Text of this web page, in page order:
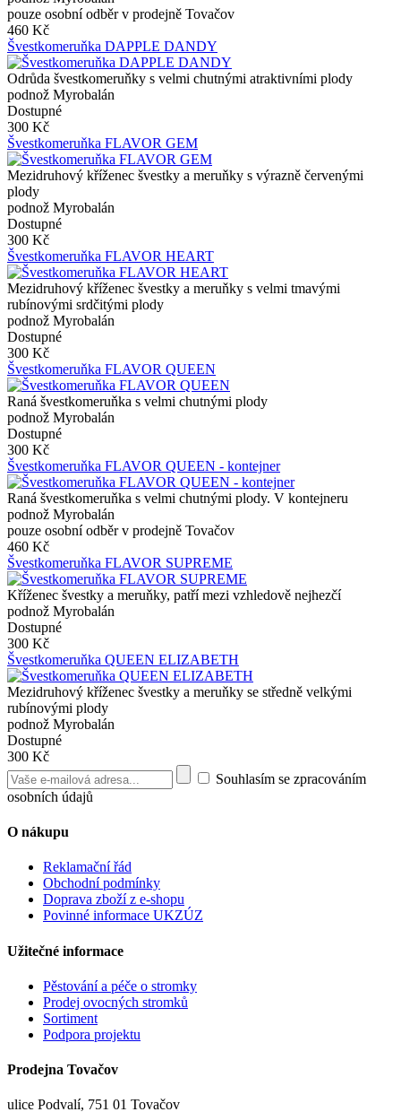
pouze osobní odběr v prodejně Tovačov
460 Kč
Švestkomeruňka DAPPLE DANDY
Odrůda švestkomeruňky s velmi chutnými atraktivními plody
podnož Myrobalán
Dostupné
300 Kč
Švestkomeruňka FLAVOR GEM
Mezidruhový kříženec švestky a meruňky s výrazně červenými
plody
podnož Myrobalán
Dostupné
300 Kč
Švestkomeruňka FLAVOR HEART
Mezidruhový kříženec švestky a meruňky s velmi tmavými
rubínovými srdčitými plody
podnož Myrobalán
Dostupné
300 Kč
Švestkomeruňka FLAVOR QUEEN
Raná švestkomeruňka s velmi chutnými plody
podnož Myrobalán
Dostupné
300 Kč
Švestkomeruňka FLAVOR QUEEN - kontejner
Raná švestkomeruňka s velmi chutnými plody. V kontejneru
podnož Myrobalán
pouze osobní odběr v prodejně Tovačov
460 Kč
Švestkomeruňka FLAVOR SUPREME
Kříženec švestky a meruňky, patří mezi vzhledově nejhezčí
podnož Myrobalán
Dostupné
300 Kč
Švestkomeruňka QUEEN ELIZABETH
Mezidruhový kříženec švestky a meruňky se středně velkými
rubínovými plody
podnož Myrobalán
Dostupné
300 Kč
Souhlasím se zpracováním
osobních údajů
O nákupu
Reklamační řád
Obchodní podmínky
Doprava zboží z e-shopu
Povinné informace UKZÚZ
Užitečné informace
Pěstování a péče o stromky
Prodej ovocných stromků
Sortiment
Podpora projektu
Prodejna Tovačov
ulice Podvalí, 751 01 Tovačov